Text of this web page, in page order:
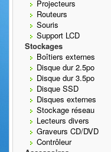
Projecteurs
Routeurs
Souris
Support LCD
Stockages
Boîtiers externes
Disque dur 2.5po
Disque dur 3.5po
Disque SSD
Disques externes
Stockage réseau
Lecteurs divers
Graveurs CD/DVD
Contrôleur